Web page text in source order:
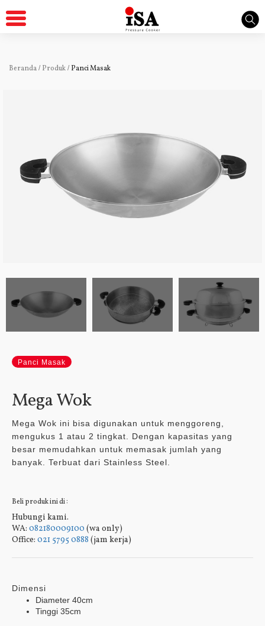
Beranda / Produk / Panci Masak
Panci Masak
Mega Wok
Mega Wok ini bisa digunakan untuk menggoreng,
mengukus 1 atau 2 tingkat. Dengan kapasitas yang
besar memudahkan untuk memasak jumlah yang
banyak. Terbuat dari Stainless Steel.
Beli produk ini di :
Hubungi kami.
WA: 082180009100 (wa only)
Office: 021 5795 0888 (jam kerja)
Dimensi
Diameter 40cm
Tinggi 35cm